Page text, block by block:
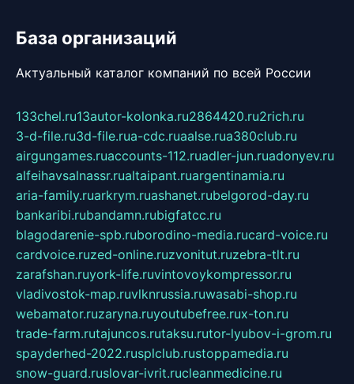
База организаций
Актуальный каталог компаний по всей России
133chel.ru13autor-kolonka.ru2864420.ru2rich.ru
3-d-file.ru3d-file.rua-cdc.ruaalse.rua380club.ru
airgungames.ruaccounts-112.ruadler-jun.ruadonyev.ru
alfeihavsalnassr.rualtaipant.ruargentinamia.ru
aria-family.ruarkrym.ruashanet.rubelgorod-day.ru
bankaribi.rubandamn.rubigfatcc.ru
blagodarenie-spb.ruborodino-media.rucard-voice.ru
cardvoice.ruzed-online.ruzvonitut.ruzebra-tlt.ru
zarafshan.ruyork-life.ruvintovoykompressor.ru
vladivostok-map.ruvlknrussia.ruwasabi-shop.ru
webamator.ruzaryna.ruyoutubefree.rux-ton.ru
trade-farm.rutajuncos.rutaksu.rutor-lyubov-i-grom.ru
spayderhed-2022.rusplclub.rustoppamedia.ru
snow-guard.ruslovar-ivrit.rucleanmedicine.ru